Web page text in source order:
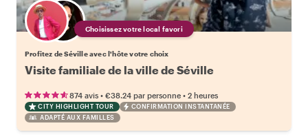
Choisissez votre local favori
Profitez de Séville avec l'hôte votre choix
Visite familiale de la ville de Séville
874 avis • €38.24 par personne • 2 heures
CITY HIGHLIGHT TOUR
CONFIRMATION INSTANTANÉE
ADAPTÉ AUX FAMILLES